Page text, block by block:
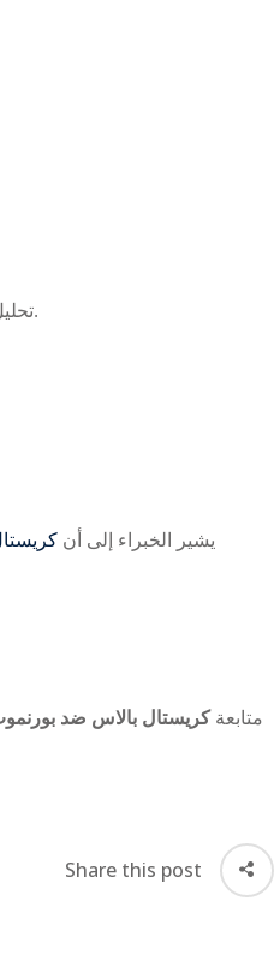
تحليل الأداء الفردي والجماعي، الإحصاءات الهجومية والدفاعية يساعد على تحديد الفريق المرشح للفوز.
يشير الخبراء إلى أن
متابعةكريستال بالاس ضد
Share this post